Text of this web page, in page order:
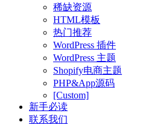
稀缺资源
HTML模板
热门推荐
WordPress 插件
WordPress 主题
Shopify电商主题
PHP&App源码
[Custom]
新手必读
联系我们